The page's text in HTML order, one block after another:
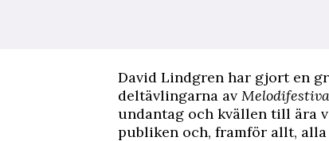
David Lindgren har gjort en
deltävlingarna av
undantag och kvällen till ära
publiken och, framför allt,